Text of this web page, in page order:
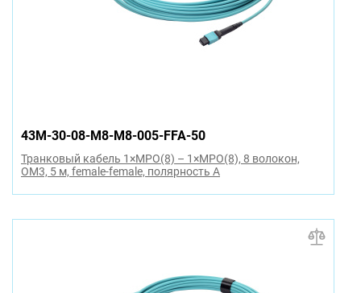
43M-30-08-M8-M8-005-FFA-50
Транковый кабель 1×MPO(8) – 1×MPO(8), 8 волокон,
OM3, 5 м, female-female, полярность A